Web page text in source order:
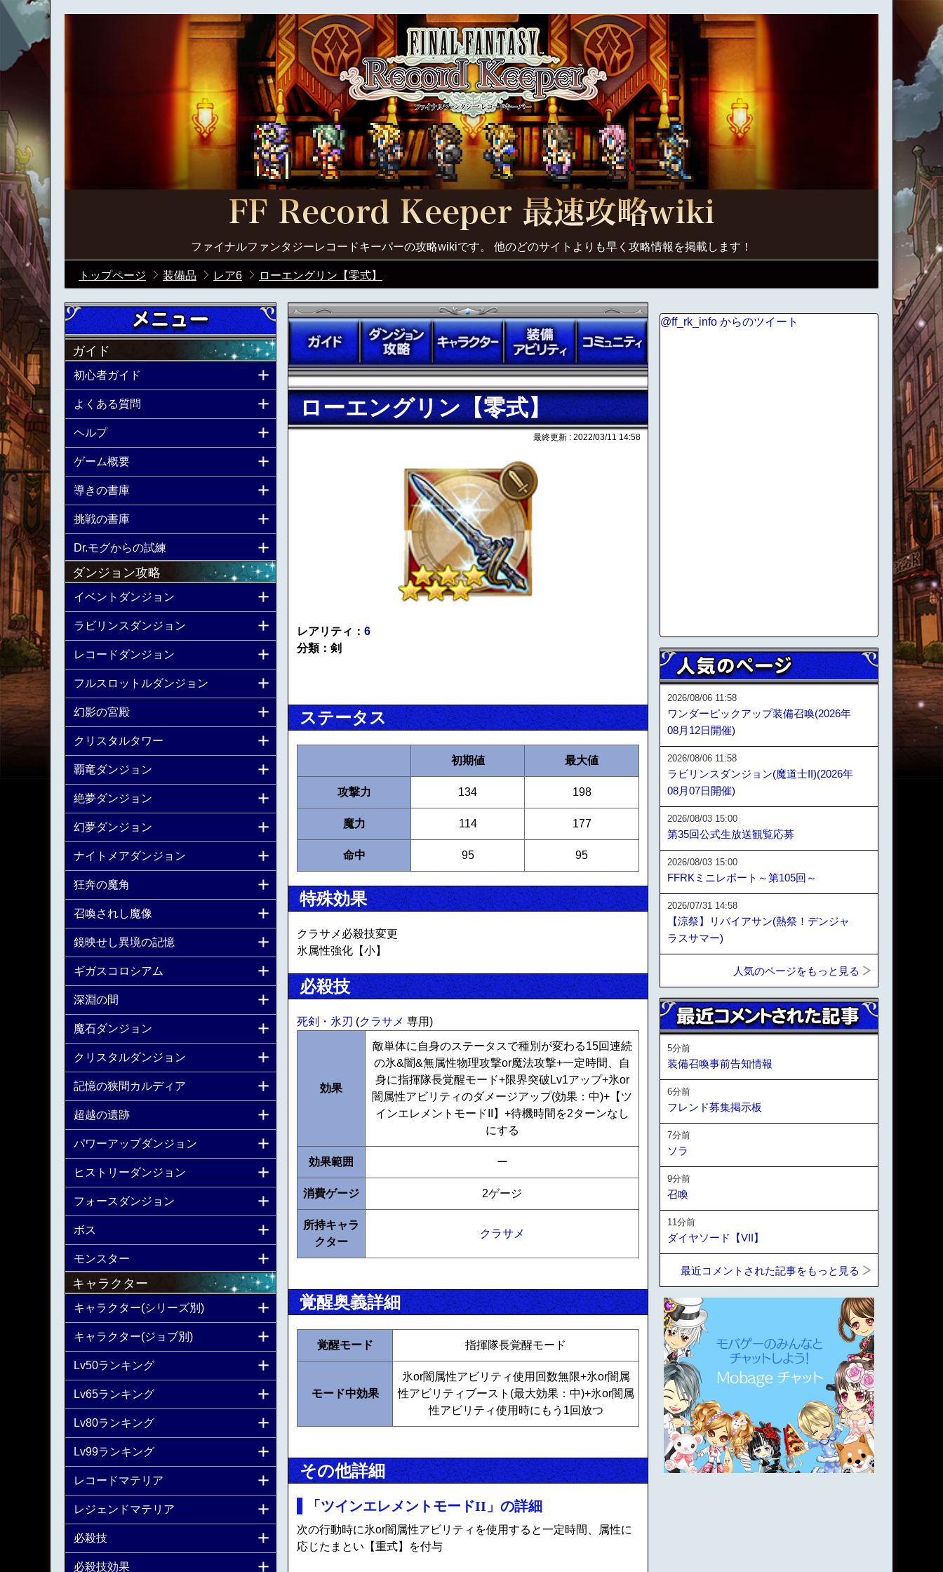
ファイナルファンタジーレコードキーパーの攻略wikiです。 他のどのサイトよりも早く攻略情報を掲載します！
トップページ 装備品 レア6 ローエングリン【零式】
ローエングリン【零式】
最終更新 : 2022/03/11 14:58
レアリティ： 6
分類：剣
ステータス
初期値 最大値
攻撃力 134 198
魔力 114 177
命中 95 95
特殊効果
クラサメ必殺技変更
氷属性強化【小】
必殺技
死剣・氷刃 (クラサメ 専用)
効果
敵単体に自身のステータスで種別が変わる15回連続
の氷&闇&無属性物理攻撃or魔法攻撃+一定時間、自
身に指揮隊長覚醒モード+限界突破Lv1アップ+氷or
闇属性アビリティのダメージアップ(効果：中)+【ツ
インエレメントモードII】+待機時間を2ターンなし
にする
効果範囲 ー
消費ゲージ 2ゲージ
所持キャラ
クター
クラサメ
覚醒奥義詳細
覚醒モード 指揮隊長覚醒モード
モード中効果
氷or闇属性アビリティ使用回数無限+氷or闇属
性アビリティブースト(最大効果：中)+氷or闇属
性アビリティ使用時にもう1回放つ
その他詳細
「ツインエレメントモードII」の詳細
次の行動時に氷or闇属性アビリティを使用すると一定時間、属性に
応じたまとい【重式】を付与
ガイド
初心者ガイド
よくある質問
ヘルプ
ゲーム概要
導きの書庫
挑戦の書庫
Dr.モグからの試練
ダンジョン攻略
イベントダンジョン
ラビリンスダンジョン
レコードダンジョン
フルスロットルダンジョン
幻影の宮殿
クリスタルタワー
覇竜ダンジョン
絶夢ダンジョン
幻夢ダンジョン
ナイトメアダンジョン
狂奔の魔角
召喚されし魔像
鏡映せし異境の記憶
ギガスコロシアム
深淵の間
魔石ダンジョン
クリスタルダンジョン
記憶の狭間カルディア
超越の遺跡
パワーアップダンジョン
ヒストリーダンジョン
フォースダンジョン
ボス
モンスター
キャラクター
キャラクター(シリーズ別)
キャラクター(ジョブ別)
Lv50ランキング
Lv65ランキング
Lv80ランキング
Lv99ランキング
レコードマテリア
レジェンドマテリア
必殺技
必殺技効果
@ff_rk_info からのツイート
2026/08/06 11:58
ワンダーピックアップ装備召喚(2026年
08月12日開催)
2026/08/06 11:58
ラビリンスダンジョン(魔道士II)(2026年
08月07日開催)
2026/08/03 15:00
第35回公式生放送観覧応募
2026/08/03 15:00
FFRKミニレポート～第105回～
2026/07/31 14:58
【涼祭】リバイアサン(熱祭！デンジャ
ラスサマー)
人気のページをもっと見る
5分前
装備召喚事前告知情報
6分前
フレンド募集掲示板
7分前
ソラ
9分前
召喚
11分前
ダイヤソード【VII】
最近コメントされた記事をもっと見る